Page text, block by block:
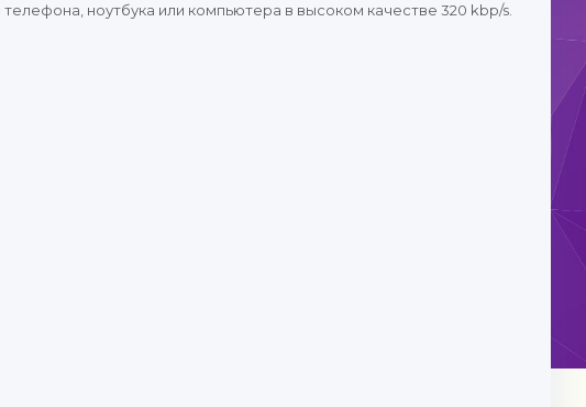
ноутбука или компьютера в высоком качестве 320 kbp/s.